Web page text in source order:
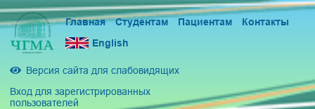
Главная Студентам Пациентам
Контакты
English
Версия сайта для слабовидящих
Вход для зарегистрированных
пользователей